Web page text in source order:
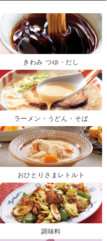
きわみ つゆ・だし
ラーメン・うどん・そば
おひとりさまレトルト
調味料